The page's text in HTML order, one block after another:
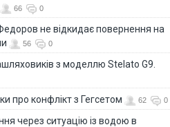
66 0
не відкидає повернення на
56 0
з моделлю Stelato G9.
про конфлікт з Гегсетом 62 0
через ситуацію із водою в